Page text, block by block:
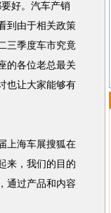
好。汽车产销
到由于相关政策
三季度车市究竟
的各位老总最关
也让大家能够有
上海车展搜狐在
来，我们的目的
通过产品和内容